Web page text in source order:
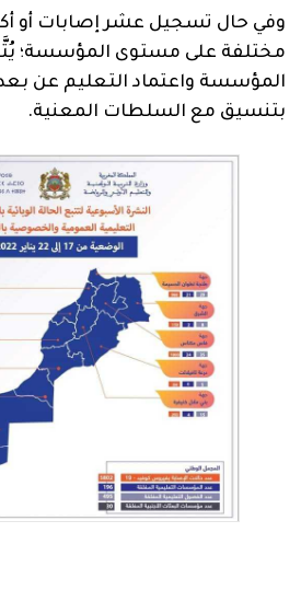
وفي حال تسجيل عشر إصابات أو
مختلفة على مستوى المؤسسة؛
المؤسسة واعتماد التعليم عن
بتنسيق مع السلطات المعنية.